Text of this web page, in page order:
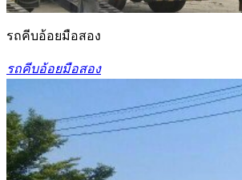
รถคีบอ้อยมือสอง
รถคีบอ้อยมือสอง